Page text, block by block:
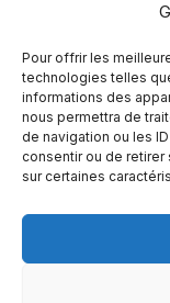
Pour offrir les
technologies telles
informations des
nous permettra de
de navigation ou les
consentir ou de
sur certaines
POLITIQUES DE
POLITIQUES DE
PLAN DE SITE
SEO